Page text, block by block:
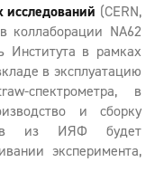
исследований (CERN,
коллаборации NA62
Института в рамках
в эксплуатацию
спектрометра, в
и сборку
из ИЯФ будет
эксперимента,